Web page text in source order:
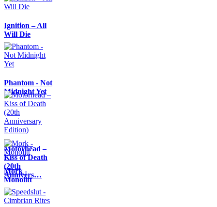
Ignition – All
Will Die
Phantom - Not
Midnight Yet
Motörhead –
Kiss of Death
(20th
Annivers…
Mork -
Monolitt